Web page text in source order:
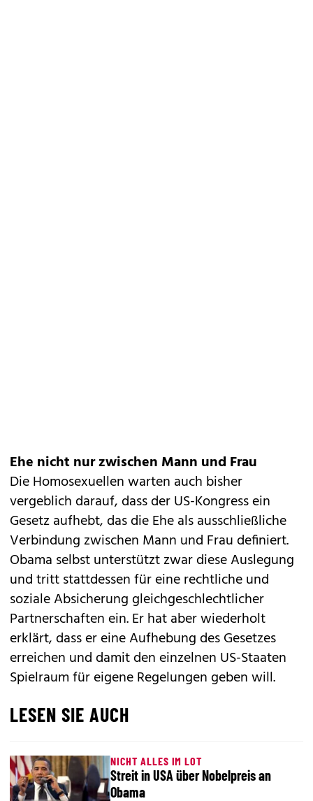
Ehe nicht nur zwischen Mann und Frau
Die Homosexuellen warten auch bisher
vergeblich darauf, dass der US-Kongress ein
Gesetz aufhebt, das die Ehe als ausschließliche
Verbindung zwischen Mann und Frau definiert.
Obama selbst unterstützt zwar diese Auslegung
und tritt stattdessen für eine rechtliche und
soziale Absicherung gleichgeschlechtlicher
Partnerschaften ein. Er hat aber wiederholt
erklärt, dass er eine Aufhebung des Gesetzes
erreichen und damit den einzelnen US-Staaten
Spielraum für eigene Regelungen geben will.
LESEN SIE AUCH
NICHT ALLES IM LOT
Streit in USA über Nobelpreis an
Obama